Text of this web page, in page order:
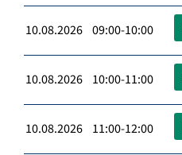
10.08.2026 09:00-10:00
10.08.2026 10:00-11:00
10.08.2026 11:00-12:00